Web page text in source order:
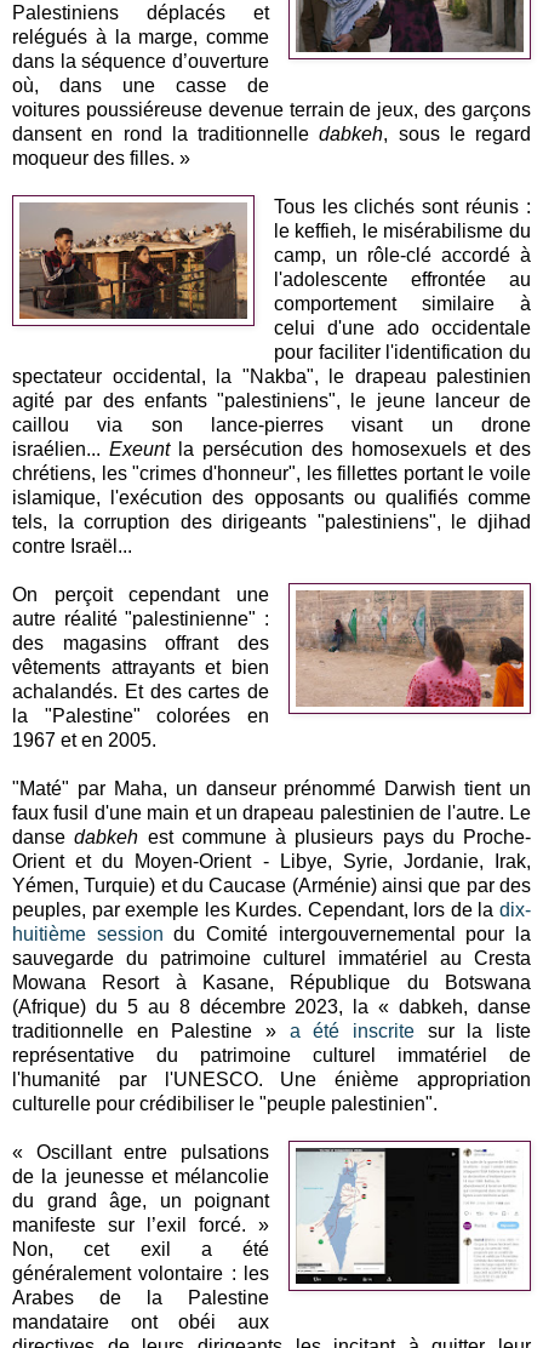
Palestiniens déplacés et
relégués à la marge, comme
dans la séquence d’ouverture
où, dans une casse de
voitures poussiéreuse devenue terrain de jeux, des garçons
dansent en rond la traditionnelledabkeh, sous le regard
moqueur des filles. »
Tous les clichés sont réunis :
le keffieh, le misérabilisme du
camp, un rôle-clé accordé à
l'adolescente effrontée au
comportement similaire à
celui d'une ado occidentale
pour faciliter l'identification du
spectateur occidental, la "Nakba", le drapeau palestinien
agité par des enfants "palestiniens", le jeune lanceur de
caillou via son lance-pierres visant un drone
israélien... Exeuntla persécution des homosexuels et des
chrétiens, les "crimes d'honneur", les fillettes portant le voile
islamique, l'exécution des opposants ou qualifiés comme
tels, la corruption des dirigeants "palestiniens", le djihad
contre Israël...
On perçoit cependant une
autre réalité "palestinienne" :
des magasins offrant des
vêtements attrayants et bien
achalandés. Et des cartes de
la "Palestine" colorées en
1967 et en 2005.
"Maté" par Maha, un danseur prénommé Darwish tient un
faux fusil d'une main et un drapeau palestinien de l'autre. Le
dansedabkeh est commune à plusieurs pays du Proche-
Orient et du Moyen-Orient - Libye, Syrie, Jordanie, Irak,
Yémen, Turquie) etdu Caucase (Arménie) ainsi que par des
peuples, par exemple les Kurdes. Cependant, lors de ladix-
huitième session du Comité intergouvernemental pour la
sauvegarde du patrimoine culturel immatériel au Cresta
Mowana Resort à Kasane, République du Botswana
(Afrique) du 5 au 8 décembre 2023, la«dabkeh, danse
traditionnelle en Palestine » a été inscrite sur la liste
représentative du patrimoine culturel immatériel de
l'humanité par l'UNESCO. Une énième appropriation
culturelle pour crédibiliser le "peuple palestinien".
« Oscillant entre pulsations
de la jeunesse et mélancolie
du grand âge, un poignant
manifeste sur l’exil forcé. »
Non, cet exil a été
généralement volontaire : les
Arabes de la Palestine
mandataire ont obéi aux